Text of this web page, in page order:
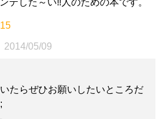
テした～い‼人のための本です。
2014/05/09
たらぜひお願いしたいところだ